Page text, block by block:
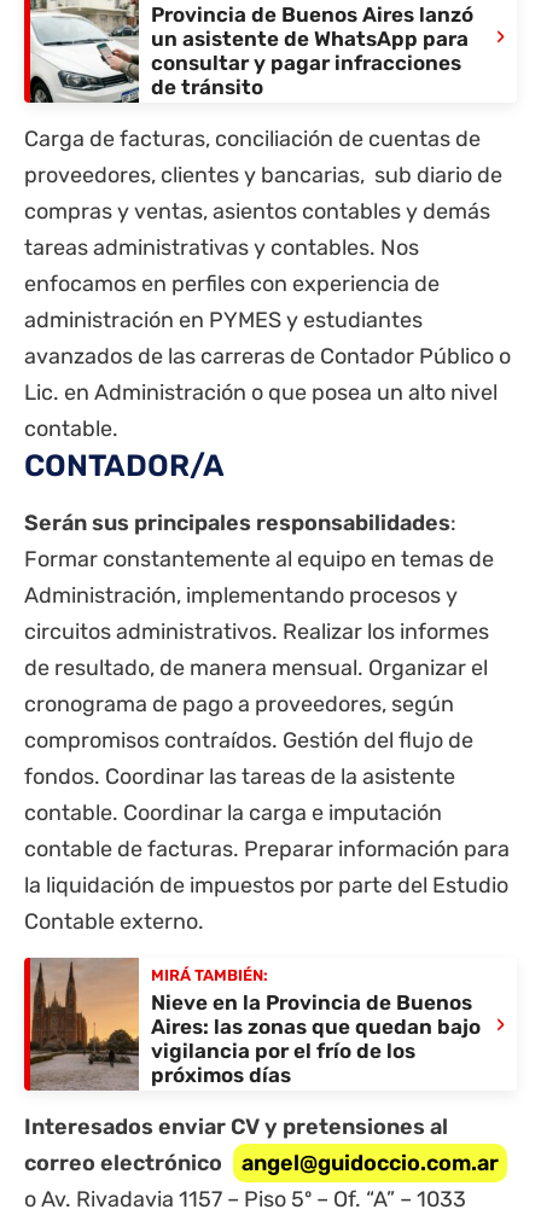
Provincia de Buenos Aires lanzó
un asistente de WhatsApp para
consultar y pagar infracciones
de tránsito
›
Carga de facturas, conciliación de cuentas de
proveedores, clientes y bancarias, sub diario de
compras y ventas, asientos contables y demás
tareas administrativas y contables. Nos
enfocamos en perfiles con experiencia de
administración en PYMES y estudiantes
avanzados de las carreras de Contador Público o
Lic. en Administración o que posea un alto nivel
contable.
CONTADOR/A
Serán sus principales responsabilidades:
Formar constantemente al equipo en temas de
Administración, implementando procesos y
circuitos administrativos. Realizar los informes
de resultado, de manera mensual. Organizar el
cronograma de pago a proveedores, según
compromisos contraídos. Gestión del flujo de
fondos. Coordinar las tareas de la asistente
contable. Coordinar la carga e imputación
contable de facturas. Preparar información para
la liquidación de impuestos por parte del Estudio
Contable externo.
MIRÁ TAMBIÉN:
Nieve en la Provincia de Buenos
Aires: las zonas que quedan bajo
vigilancia por el frío de los
próximos días
›
Interesados enviar CV y pretensiones al
correo electrónico
angel@guidoccio.com.ar
o Av. Rivadavia 1157 – Piso 5º – Of. “A” – 1033